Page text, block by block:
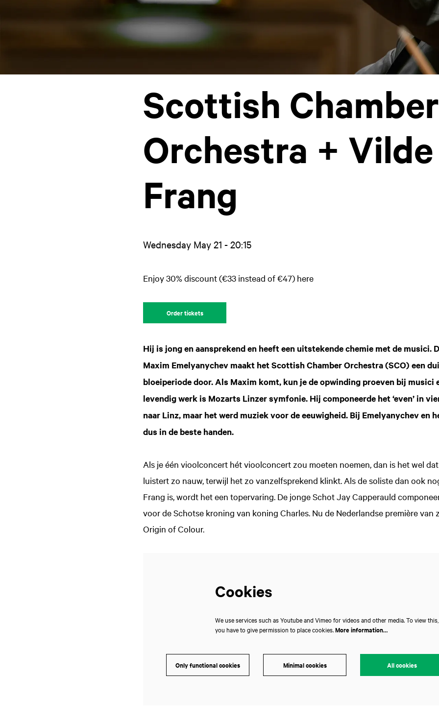
Scottish Chamber
Orchestra + Vilde
Frang
Wednesday May 21 - 20:15
Enjoy 30% discount (€33 instead of €47) here
Order tickets
Hij is jong en aansprekend en heeft een uitstekende chemie met de musici.
Maxim Emelyanychev maakt het Scottish Chamber Orchestra (SCO) een
bloeiperiode door. Als Maxim komt, kun je de opwinding proeven bij musici
levendig werk is Mozarts Linzer symfonie. Hij componeerde het ‘even’ in
naar Linz, maar het werd muziek voor de eeuwigheid. Bij Emelyanychev en
dus in de beste handen.
Als je één vioolconcert hét vioolconcert zou moeten noemen, dan is het wel
luistert zo nauw, terwijl het zo vanzelfsprekend klinkt. Als de soliste dan ook
Frang is, wordt het een topervaring. De jonge Schot Jay Capperauld
voor de Schotse kroning van koning Charles. Nu de Nederlandse première van
Origin of Colour.
Cookies
We use services such as Youtube and Vimeo for videos and other media. To view this,
you have to give permission to place cookies.More information…
Only functional cookies Minimal cookies All cookies